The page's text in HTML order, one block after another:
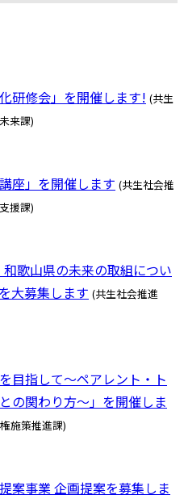
研修会」を開催します! (共生
来課)
座」を開催します (共生社会推
援課)
歌山県の未来の取組につい
大募集します (共生社会推進
目指して～ペアレント・ト
の関わり方～」を開催しま
施策推進課)
案事業 企画提案を募集しま